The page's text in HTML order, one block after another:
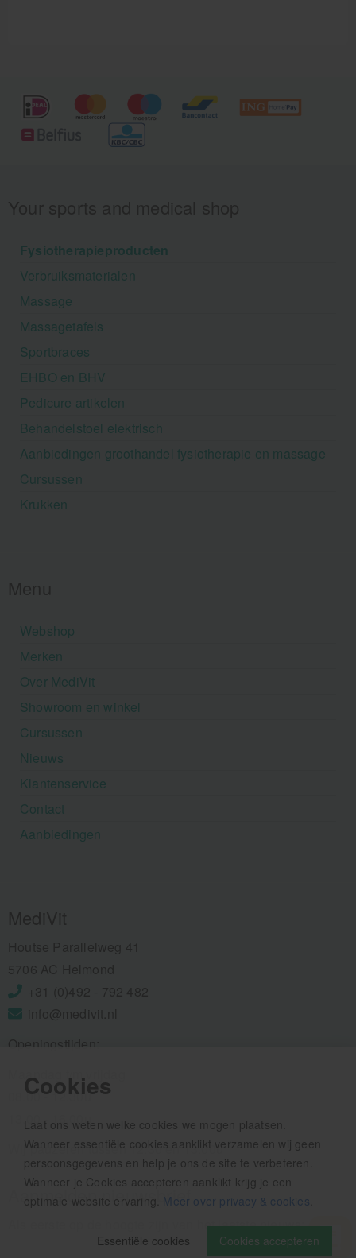
Cookies
Laat ons weten welke cookies we mogen plaatsen.
Wanneer essentiële cookies aanklikt verzamelen wij geen
persoonsgegevens en help je ons de site te verbeteren.
Wanneer je Cookies accepteren aanklikt krijg je een
optimale website ervaring. Meer over privacy & cookies
Cookies accepteren
Essentiële cookies
Fysiotherapieproducten
Verbruiksmaterialen
Massage
Massagetafels
Sportbraces
EHBO en BHV
Pedicure artikelen
Behandelstoel elektrisch
Aanbiedingen groothandel fysiotherapie en massage
Cursussen
Krukken
Webshop
Merken
Over MediVit
Showroom en winkel
Cursussen
Nieuws
Klantenservice
Contact
Aanbiedingen
Openingstijden:
Maandag t/m vrijdag
08.00 - 12.30u
13.00 - 16.00u
Wij pauzeren tussen 12.30 en 13.00u
Aanmelden nieuwsbrief
Als eerste op de hoogte zijn van het laatste nieuws: